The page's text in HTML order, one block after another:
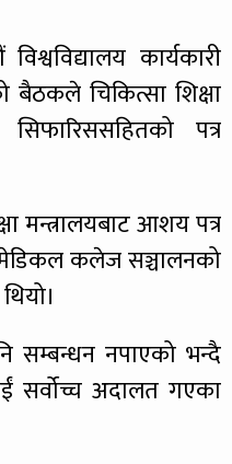
कार्यकारी
चिकित्सा शिक्षा
पत्र
मन्त्रालयबाट आशय पत्र
मेडिकल कलेज सञ्चालनको
सम्बन्धन नपाएको भन्दै
सर्वोच्च अदालत गएका